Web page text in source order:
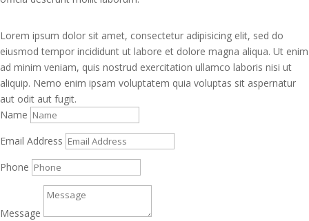
Lorem ipsum dolor sit amet, consectetur adipisicing elit, sed do
eiusmod tempor incididunt ut labore et dolore magna aliqua. Ut enim
ad minim veniam, quis nostrud exercitation ullamco laboris nisi ut
aliquip. Nemo enim ipsam voluptatem quia voluptas sit aspernatur
aut odit aut fugit.
Name
Email Address
Phone
Message